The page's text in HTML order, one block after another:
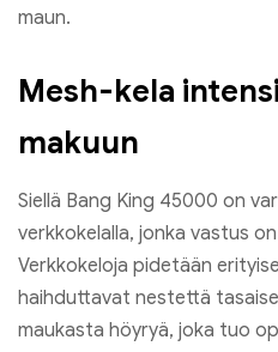
maun.
Mesh-kela
makuun
Siellä Bang King 45000 on
verkkokelalla, jonka vastus
Verkkokeloja pidetään
haihduttavat nestettä
maukasta höyryä, joka tuo